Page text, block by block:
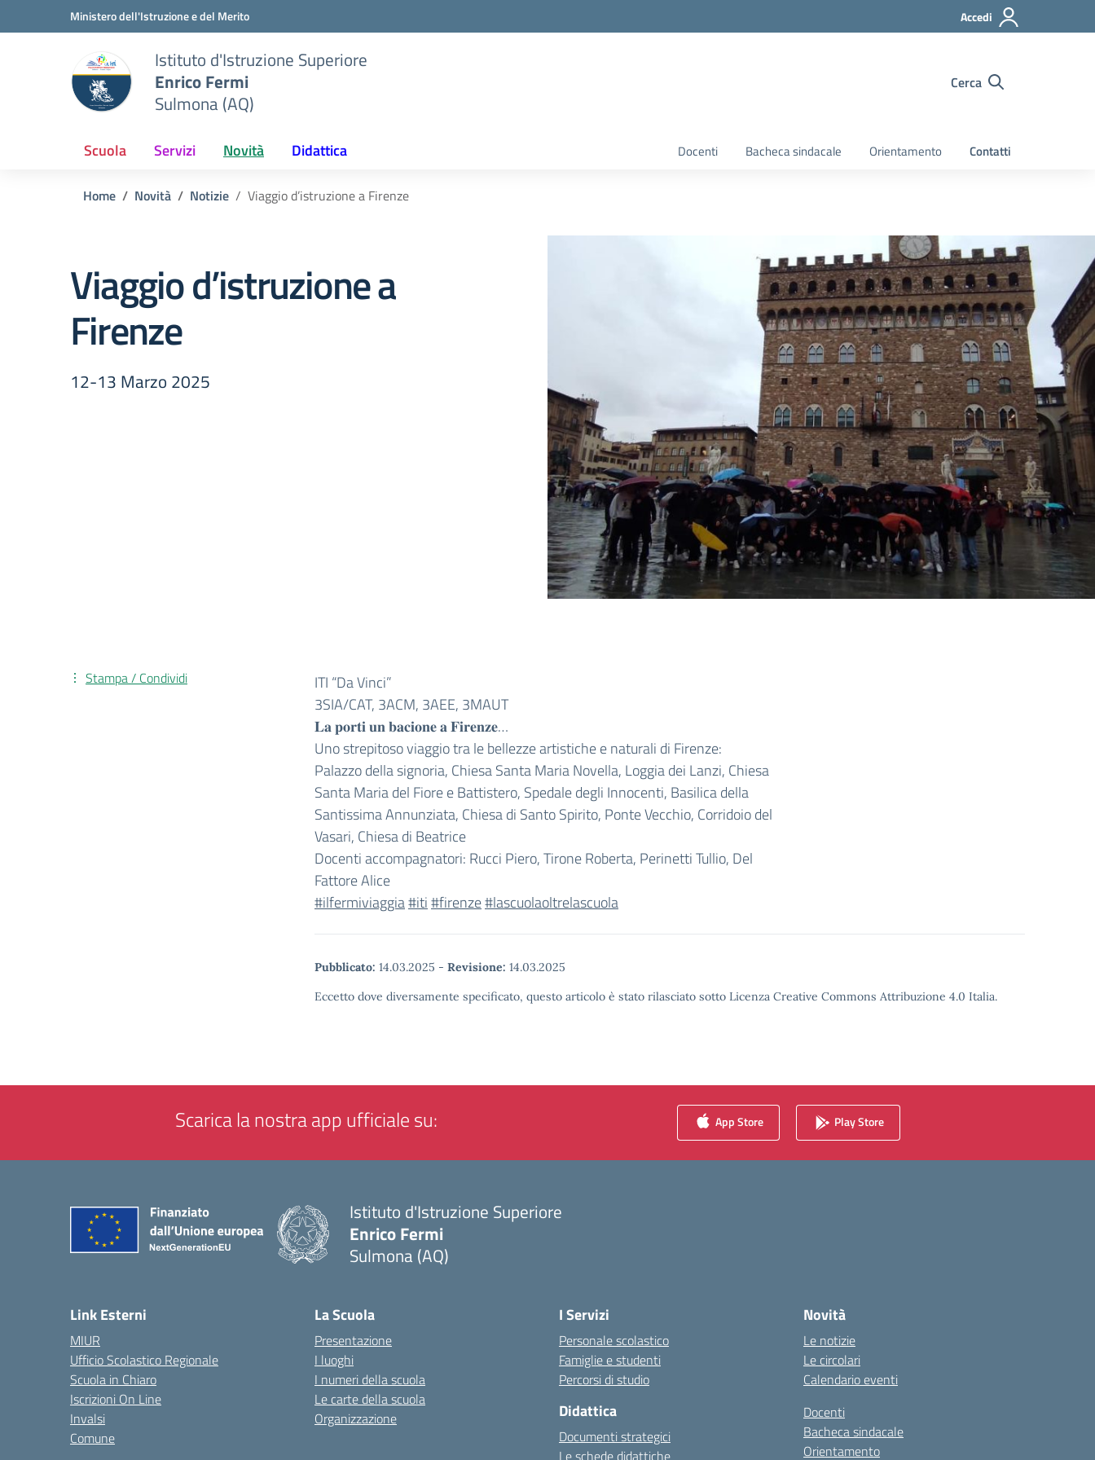
Vai ai contenuti
Vai al menu di navigazioneMinistero dell'Istruzione e del Merito Accedi
Istituto d'Istruzione Superiore
Enrico Fermi
Sulmona (AQ)
Cerca
Scuola Servizi Novità Didattica Docenti Bacheca sindacale Orientamento Contatti
Home Novità Notizie Viaggio d’istruzione a Firenze
Viaggio d’istruzione a
Firenze
12-13 Marzo 2025
ITI “Da Vinci”
3SIA/CAT, 3ACM, 3AEE, 3MAUT
𝐋𝐚 𝐩𝐨𝐫𝐭𝐢 𝐮𝐧 𝐛𝐚𝐜𝐢𝐨𝐧𝐞 𝐚 𝐅𝐢𝐫𝐞𝐧𝐳𝐞…
Uno strepitoso viaggio tra le bellezze artistiche e naturali di Firenze:
Palazzo della signoria, Chiesa Santa Maria Novella, Loggia dei Lanzi, Chiesa
Santa Maria del Fiore e Battistero, Spedale degli Innocenti, Basilica della
Santissima Annunziata, Chiesa di Santo Spirito, Ponte Vecchio, Corridoio del
Vasari, Chiesa di Beatrice
Docenti accompagnatori: Rucci Piero, Tirone Roberta, Perinetti Tullio, Del
Fattore Alice
#ilfermiviaggia#iti#firenze#lascuolaoltrelascuola
Pubblicato: 14.03.2025 - Revisione: 14.03.2025
Eccetto dove diversamente specificato, questo articolo è stato rilasciato sotto Licenza Creative Commons Attribuzione 4.0 Italia.
Stampa / Condividi
Scarica la nostra app ufficiale su: App Store Play Store
Istituto d'Istruzione Superiore
Enrico Fermi
Sulmona (AQ)
Link Esterni
MIUR
Ufficio Scolastico Regionale
Scuola in Chiaro
Iscrizioni On Line
Invalsi
Comune
La Scuola
Presentazione
I luoghi
I numeri della scuola
Le carte della scuola
Organizzazione
I Servizi
Personale scolastico
Famiglie e studenti
Percorsi di studio
Didattica
Documenti strategici
Le schede didattiche
Novità
Le notizie
Le circolari
Calendario eventi
Docenti
Bacheca sindacale
Orientamento